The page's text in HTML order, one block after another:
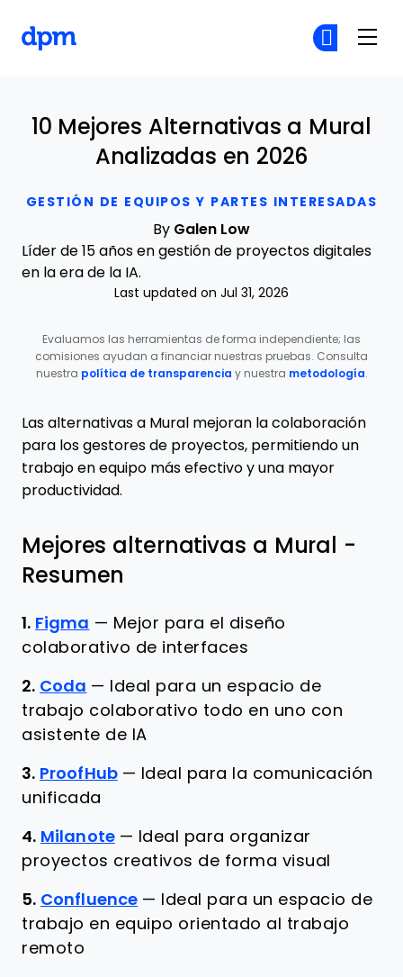
GESTIÓN DE EQUIPOS Y PARTES INTERESADAS
10 Mejores Alternativas a Mural
Analizadas en 2026
By Galen Low
Líder de 15 años en gestión de proyectos digitales
en la era de la IA.
Last updated on Jul 31, 2026
Evaluamos las herramientas de forma independiente; las
comisiones ayudan a financiar nuestras pruebas. Consulta
nuestra política de transparencia y nuestra metodología.
Las alternativas a Mural mejoran la colaboración
para los gestores de proyectos, permitiendo un
trabajo en equipo más efectivo y una mayor
productividad.
Mejores alternativas a Mural -
Resumen
1. Figma — Mejor para el diseño
colaborativo de interfaces
2. Coda —
Ideal para un espacio de
trabajo colaborativo todo en uno con
asistente de IA
3. ProofHub — Ideal para la comunicación
unificada
4. Milanote — Ideal para organizar
proyectos creativos de forma visual
5. Confluence —
Ideal para un espacio de
trabajo en equipo orientado al trabajo
remoto